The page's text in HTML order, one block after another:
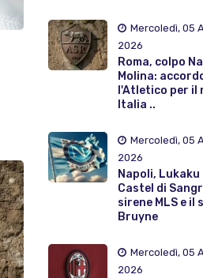
Mercoledì, 05
2026
Roma, colpo
Molina:
l'Atletico per il
Italia ..
Mercoledì, 05
2026
Napoli,
Castel di
sirene MLS e il
Bruyne
Mercoledì, 05
2026